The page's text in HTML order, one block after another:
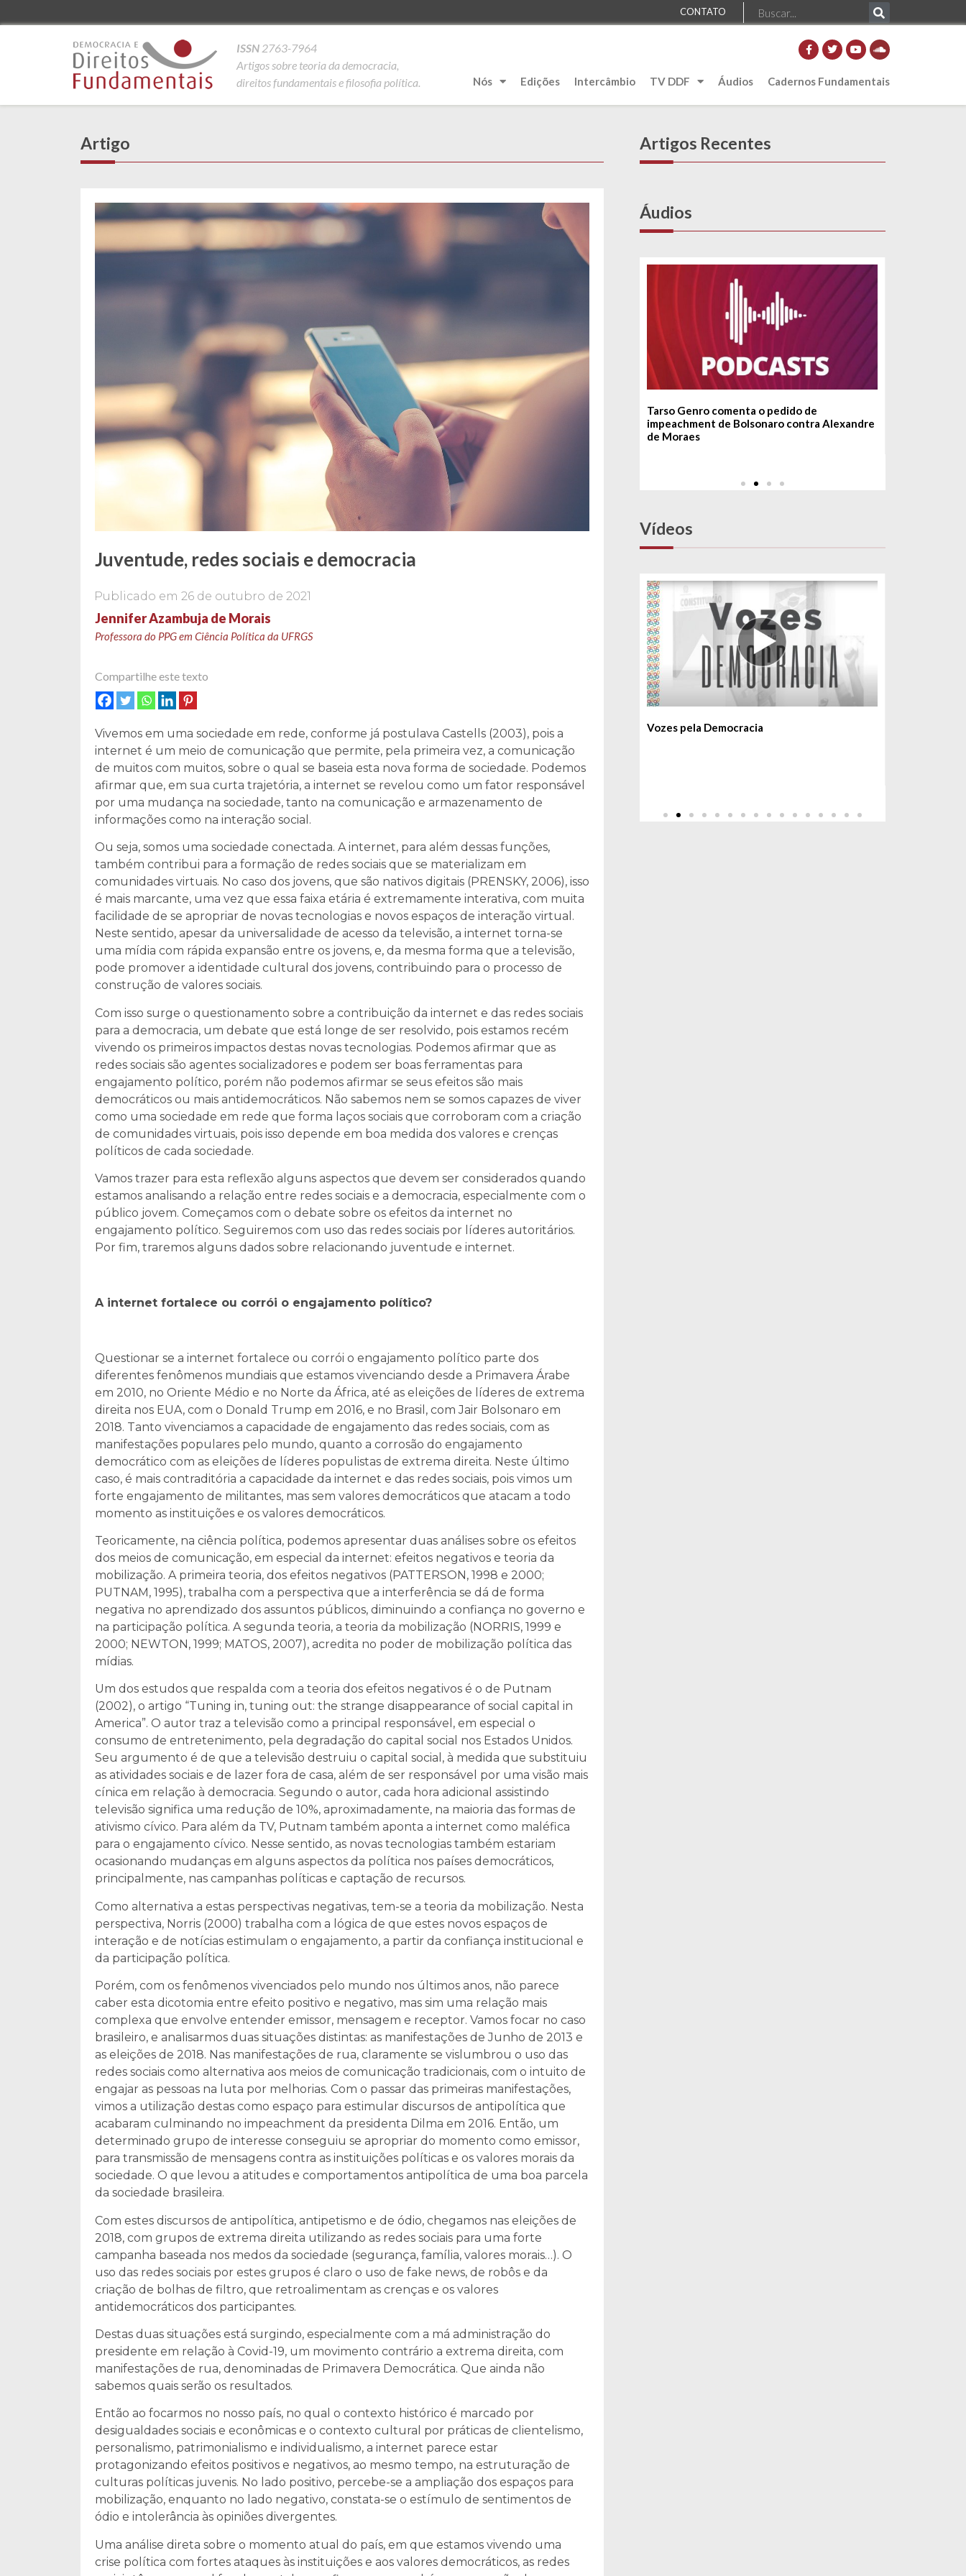
CONTATO
ISSN2763-7964
Artigos sobre teoria da democracia,
direitos fundamentais e filosofia política.
Nós Edições Intercâmbio TV DDF Áudios Cadernos Fundamentais
Artigo Artigos Recentes
Juventude, redes sociais e democracia
Publicado em 26 de outubro de 2021
Jennifer Azambuja de Morais
Professora do PPG em Ciência Política da UFRGS
Compartilhe este texto
Vivemos em uma sociedade em rede, conforme já postulava Castells (2003), pois a
internet é um meio de comunicação que permite, pela primeira vez, a comunicação
de muitos com muitos, sobre o qual se baseia esta nova forma de sociedade. Podemos
afirmar que, em sua curta trajetória, a internet se revelou como um fator responsável
por uma mudança na sociedade, tanto na comunicação e armazenamento de
informações como na interação social.
Ou seja, somos uma sociedade conectada. A internet, para além dessas funções,
também contribui para a formação de redes sociais que se materializam em
comunidades virtuais. No caso dos jovens, que são nativos digitais (PRENSKY, 2006), isso
é mais marcante, uma vez que essa faixa etária é extremamente interativa, com muita
facilidade de se apropriar de novas tecnologias e novos espaços de interação virtual.
Neste sentido, apesar da universalidade de acesso da televisão, a internet torna-se
uma mídia com rápida expansão entre os jovens, e, da mesma forma que a televisão,
pode promover a identidade cultural dos jovens, contribuindo para o processo de
construção de valores sociais.
Com isso surge o questionamento sobre a contribuição da internet e das redes sociais
para a democracia, um debate que está longe de ser resolvido, pois estamos recém
vivendo os primeiros impactos destas novas tecnologias. Podemos afirmar que as
redes sociais são agentes socializadores e podem ser boas ferramentas para
engajamento político, porém não podemos afirmar se seus efeitos são mais
democráticos ou mais antidemocráticos. Não sabemos nem se somos capazes de viver
como uma sociedade em rede que forma laços sociais que corroboram com a criação
de comunidades virtuais, pois isso depende em boa medida dos valores e crenças
políticos de cada sociedade.
Vamos trazer para esta reflexão alguns aspectos que devem ser considerados quando
estamos analisando a relação entre redes sociais e a democracia, especialmente com o
público jovem. Começamos com o debate sobre os efeitos da internet no
engajamento político. Seguiremos com uso das redes sociais por líderes autoritários.
Por fim, traremos alguns dados sobre relacionando juventude e internet.
A internet fortalece ou corrói o engajamento político?
Questionar se a internet fortalece ou corrói o engajamento político parte dos
diferentes fenômenos mundiais que estamos vivenciando desde a Primavera Árabe
em 2010, no Oriente Médio e no Norte da África, até as eleições de líderes de extrema
direita nos EUA, com o Donald Trump em 2016, e no Brasil, com Jair Bolsonaro em
2018. Tanto vivenciamos a capacidade de engajamento das redes sociais, com as
manifestações populares pelo mundo, quanto a corrosão do engajamento
democrático com as eleições de líderes populistas de extrema direita. Neste último
caso, é mais contraditória a capacidade da internet e das redes sociais, pois vimos um
forte engajamento de militantes, mas sem valores democráticos que atacam a todo
momento as instituições e os valores democráticos.
Teoricamente, na ciência política, podemos apresentar duas análises sobre os efeitos
dos meios de comunicação, em especial da internet: efeitos negativos e teoria da
mobilização. A primeira teoria, dos efeitos negativos (PATTERSON, 1998 e 2000;
PUTNAM, 1995), trabalha com a perspectiva que a interferência se dá de forma
negativa no aprendizado dos assuntos públicos, diminuindo a confiança no governo e
na participação política. A segunda teoria, a teoria da mobilização (NORRIS, 1999 e
2000; NEWTON, 1999; MATOS, 2007), acredita no poder de mobilização política das
mídias.
Um dos estudos que respalda com a teoria dos efeitos negativos é o de Putnam
(2002), o artigo “Tuning in, tuning out: the strange disappearance of social capital in
America”. O autor traz a televisão como a principal responsável, em especial o
consumo de entretenimento, pela degradação do capital social nos Estados Unidos.
Seu argumento é de que a televisão destruiu o capital social, à medida que substituiu
as atividades sociais e de lazer fora de casa, além de ser responsável por uma visão mais
cínica em relação à democracia. Segundo o autor, cada hora adicional assistindo
televisão significa uma redução de 10%, aproximadamente, na maioria das formas de
ativismo cívico. Para além da TV, Putnam também aponta a internet como maléfica
para o engajamento cívico. Nesse sentido, as novas tecnologias também estariam
ocasionando mudanças em alguns aspectos da política nos países democráticos,
principalmente, nas campanhas políticas e captação de recursos.
Como alternativa a estas perspectivas negativas, tem-se a teoria da mobilização. Nesta
perspectiva, Norris (2000) trabalha com a lógica de que estes novos espaços de
interação e de notícias estimulam o engajamento, a partir da confiança institucional e
da participação política.
Porém, com os fenômenos vivenciados pelo mundo nos últimos anos, não parece
caber esta dicotomia entre efeito positivo e negativo, mas sim uma relação mais
complexa que envolve entender emissor, mensagem e receptor. Vamos focar no caso
brasileiro, e analisarmos duas situações distintas: as manifestações de Junho de 2013 e
as eleições de 2018. Nas manifestações de rua, claramente se vislumbrou o uso das
redes sociais como alternativa aos meios de comunicação tradicionais, com o intuito de
engajar as pessoas na luta por melhorias. Com o passar das primeiras manifestações,
vimos a utilização destas como espaço para estimular discursos de antipolítica que
acabaram culminando no impeachment da presidenta Dilma em 2016. Então, um
determinado grupo de interesse conseguiu se apropriar do momento como emissor,
para transmissão de mensagens contra as instituições políticas e os valores morais da
sociedade. O que levou a atitudes e comportamentos antipolítica de uma boa parcela
da sociedade brasileira.
Com estes discursos de antipolítica, antipetismo e de ódio, chegamos nas eleições de
2018, com grupos de extrema direita utilizando as redes sociais para uma forte
campanha baseada nos medos da sociedade (segurança, família, valores morais…). O
uso das redes sociais por estes grupos é claro o uso de fake news, de robôs e da
criação de bolhas de filtro, que retroalimentam as crenças e os valores
antidemocráticos dos participantes.
Destas duas situações está surgindo, especialmente com a má administração do
presidente em relação à Covid-19, um movimento contrário a extrema direita, com
manifestações de rua, denominadas de Primavera Democrática. Que ainda não
sabemos quais serão os resultados.
Então ao focarmos no nosso país, no qual o contexto histórico é marcado por
desigualdades sociais e econômicas e o contexto cultural por práticas de clientelismo,
personalismo, patrimonialismo e individualismo, a internet parece estar
protagonizando efeitos positivos e negativos, ao mesmo tempo, na estruturação de
culturas políticas juvenis. No lado positivo, percebe-se a ampliação dos espaços para
mobilização, enquanto no lado negativo, constata-se o estímulo de sentimentos de
ódio e intolerância às opiniões divergentes.
Uma análise direta sobre o momento atual do país, em que estamos vivendo uma
crise política com fortes ataques às instituições e aos valores democráticos, as redes
Áudios
Tarso Genro fala sobre o painel Democracia
Constitucional no Estado Social
Tarso Genro comenta o pedido de
impeachment de Bolsonaro contra Alexandre
de Moraes
Vídeos
Ciclo 2: A Democracia e o Sul Global | Sessão 1
| Oficinas Preparatórias
Vozes pela Democracia